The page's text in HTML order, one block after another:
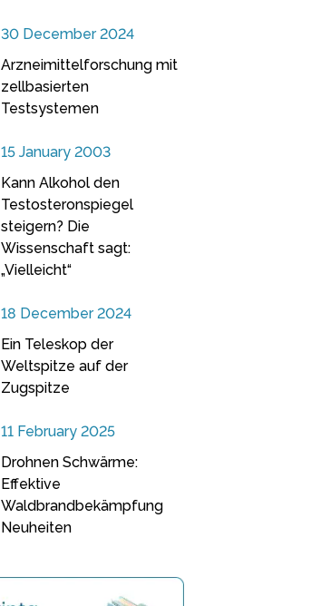
30 December 2024
Arzneimittelforschung mit
zellbasierten
Testsystemen
15 January 2003
Kann Alkohol den
Testosteronspiegel
steigern? Die
Wissenschaft sagt:
„Vielleicht“
18 December 2024
Ein Teleskop der
Weltspitze auf der
Zugspitze
11 February 2025
Drohnen Schwärme:
Effektive
Waldbrandbekämpfung
Neuheiten